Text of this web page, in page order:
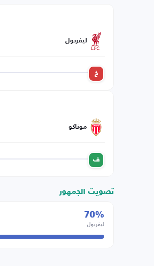
ليفربول
خ
موناكو
ف
تصويت الجمهور
70%
ليفربول